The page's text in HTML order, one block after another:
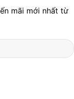
mãi mới nhất từ